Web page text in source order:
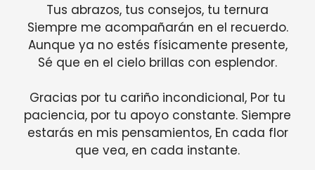
Tus abrazos, tus consejos, tu ternura
Siempre me acompañarán en el recuerdo.
Aunque ya no estés físicamente presente,
Sé que en el cielo brillas con esplendor.
Gracias por tu cariño incondicional, Por tu
paciencia, por tu apoyo constante. Siempre
estarás en mis pensamientos, En cada flor
que vea, en cada instante.